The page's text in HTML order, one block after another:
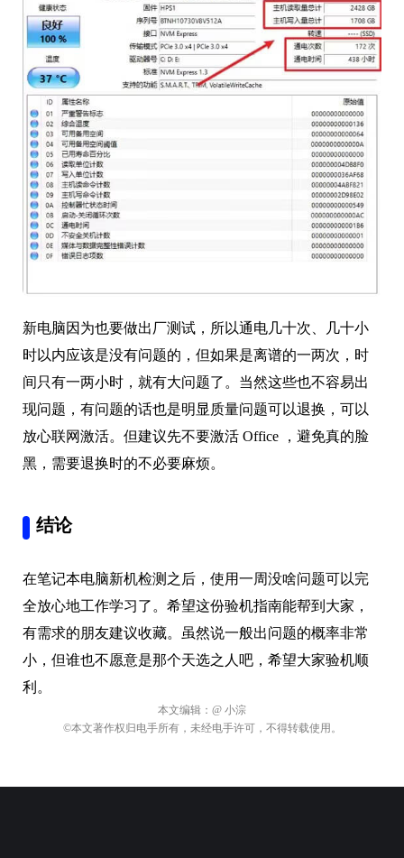
新电脑因为也要做出厂测试，所以通电几十次、几十小
时以内应该是没有问题的，但如果是离谱的一两次，时
间只有一两小时，就有大问题了。当然这些也不容易出
现问题，有问题的话也是明显质量问题可以退换，可以
放心联网激活。但建议先不要激活 Office ，避免真的脸
黑，需要退换时的不必要麻烦。
结论
在笔记本电脑新机检测之后，使用一周没啥问题可以完
全放心地工作学习了。希望这份验机指南能帮到大家，
有需求的朋友建议收藏。虽然说一般出问题的概率非常
小，但谁也不愿意是那个天选之人吧，希望大家验机顺
利。
本文编辑： @ 小淙
©本文著作权归电手所有，未经电手许可，不得转载使用。